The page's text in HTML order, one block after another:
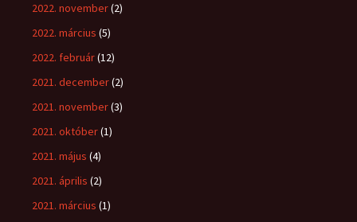
2022. november(2)
2022. március (5)
2022. február(12)
2021. december(2)
2021. november(3)
2021. október(1)
2021. május (4)
2021. április (2)
2021. március (1)